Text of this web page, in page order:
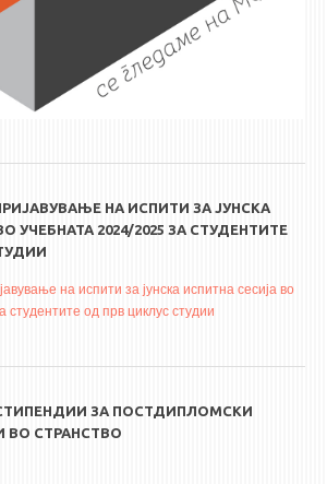
НА ИСПИТИ ЗА ЈУНСКА
УЧЕБНАТА 2024/2025 ЗА СТУДЕНТИТЕ
на испити за јунска испитна сесија во
од прв циклус студии
ЗА ПОСТДИПЛОМСКИ
ВО СТРАНСТВО